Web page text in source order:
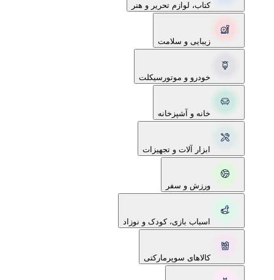
کتاب، لوازم تحریر و هنر
زیبایی و سلامت
خودرو و موتورسیکلت
خانه و آشپزخانه
ابزار آلات و تجهیزات
ورزش و سفر
اسباب بازی، کودک و نوزاد
کالاهای سوپرمارکتی